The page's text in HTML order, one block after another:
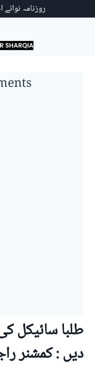
روزنامہ
طلبا سائیکل
دیں : کمشنر